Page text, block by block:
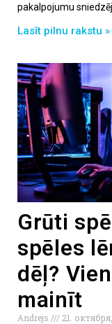
pakalpojumu
Lasīt pilnu rakstu »
Grūti
spēles
dēļ?
mainīt
Andrejs
21.